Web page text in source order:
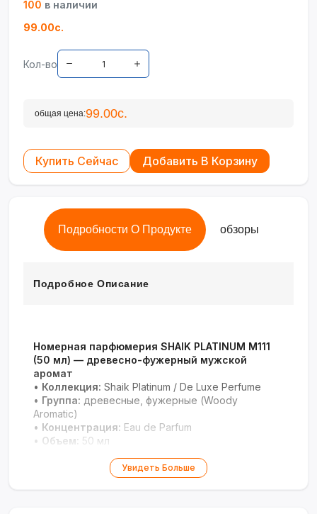
100 в наличии
99.00с.
Кол-во
общая цена:99.00с.
Купить Сейчас Добавить В Корзину
Подробности О Продукте обзоры
Подробное Описание
Номерная парфюмерия SHAIK PLATINUM M111
(50 мл) — древесно-фужерный мужской
аромат
• Коллекция: Shaik Platinum / De Luxe Perfume
• Группа: древесные, фужерные (Woody
Aromatic)
• Концентрация: Eau de Parfum
• Объем: 50 мл
Благородный мужской аромат с древесной
свежестью и премиальным характером.
Увидеть Больше